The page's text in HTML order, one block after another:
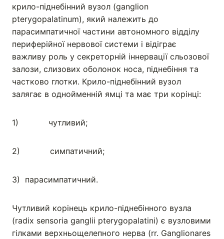
крило-піднебінний вузол (ganglion
pterygopalatinum), який належить до
парасимпатичної частини автономного відділу
периферійної нервової системи і відіграє
важливу роль у секреторній іннервації сльозової
залози, слизових оболонок носа, піднебіння та
частково глотки. Крило-піднебінний вузол
залягає в однойменній ямці та має три корінці:
1) чутливий;
2) симпатичний;
3) парасимпатичний.
Чутливий корінець крило-піднебінного вузла
(radix sensoria ganglii pterygopalatini) є вузловими
гілками верхньощелепного нерва (rr. Ganglionares